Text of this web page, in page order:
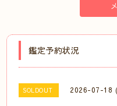
鑑定予約状況
SOLDOUT 2026-07-18